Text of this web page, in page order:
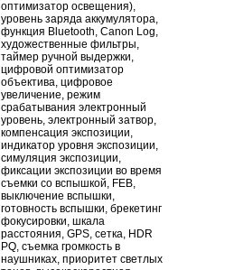
оптимизатор освещения),
уровень заряда аккумулятора,
функция Bluetooth, Canon Log,
художественные фильтры,
таймер ручной выдержки,
цифровой оптимизатор
объектива, цифровое
увеличение, режим
срабатывания электронный
уровень, электронный затвор,
компенсация экспозиции,
индикатор уровня экспозиции,
симуляция экспозиции,
фиксации экспозиции во время
съемки со вспышкой, FEB,
выключение вспышки,
готовность вспышки, брекетинг
фокусировки, шкала
расстояния, GPS, сетка, HDR
PQ, съемка громкость в
наушниках, приоритет светлых